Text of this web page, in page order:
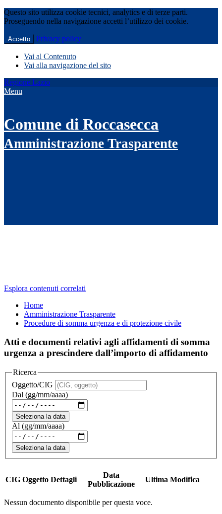
Questo sito utilizza cookie tecnici, analytics e di terze parti.
Proseguendo nella navigazione accetti l’utilizzo dei cookie.
Accetto Privacy policy
Vai al Contenuto
Vai alla navigazione del sito
Regione Lazio
Menu
Comune di Roccasecca
Amministrazione Trasparente
Esplora contenuti correlati
Home
Amministrazione Trasparente
Procedure di somma urgenza e di protezione civile
Atti e documenti relativi agli affidamenti di somma
urgenza a prescindere dall’importo di affidamento
Ricerca
Oggetto/CIG
Dal (gg/mm/aaaa)
Seleziona la data
Al (gg/mm/aaaa)
Seleziona la data
CIG Oggetto Dettagli
Data
Pubblicazione
Ultima Modifica
Nessun documento disponibile per questa voce.